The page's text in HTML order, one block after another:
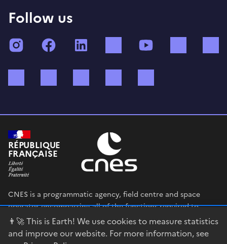
👨‍🚀 This is Earth! We use cookies to measure statistics
and improve our website. For more information, see
Follow us
InstagramFacebook TikTok
RÉPUBLIQUE
FRANÇAISE
CNES is a programmatic agency, field centre and space
operator encompassing all of the functions required to
shape and execute the French government’s space strategy,
and to deploy public policies that rely on the space sector.